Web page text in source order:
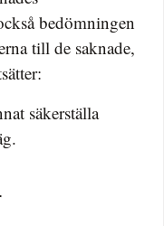
bedömningen
till de saknade,
säkerställa